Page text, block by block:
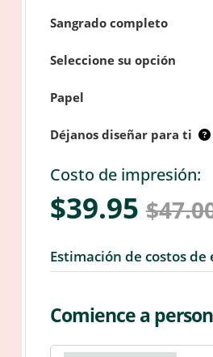
Sangrado completo
Seleccione su opción
Papel
Déjanos diseñar para ti
Costo de impresión:
$39.95
Estimación de costos de
Comience a